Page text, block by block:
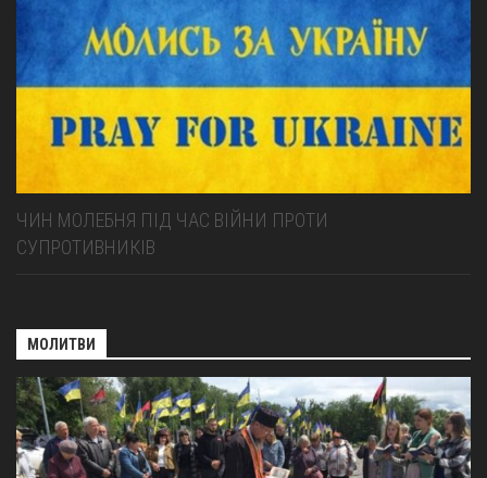
ЧИН МОЛЕБНЯ ПІД ЧАС ВІЙНИ ПРОТИ
СУПРОТИВНИКІВ
МОЛИТВИ